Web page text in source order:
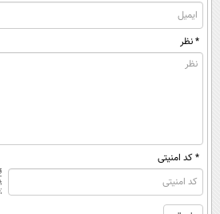
* نظر
* کد امنیتی